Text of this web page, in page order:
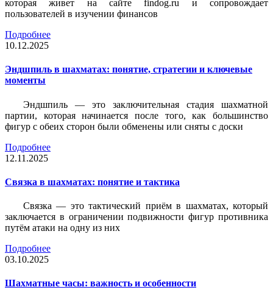
которая живет на сайте findog.ru и сопровождает
пользователей в изучении финансов
Подробнее
10.12.2025
Эндшпиль в шахматах: понятие, стратегии и ключевые
моменты
Эндшпиль — это заключительная стадия шахматной
партии, которая начинается после того, как большинство
фигур с обеих сторон были обменены или сняты с доски
Подробнее
12.11.2025
Связка в шахматах: понятие и тактика
Связка — это тактический приём в шахматах, который
заключается в ограничении подвижности фигур противника
путём атаки на одну из них
Подробнее
03.10.2025
Шахматные часы: важность и особенности